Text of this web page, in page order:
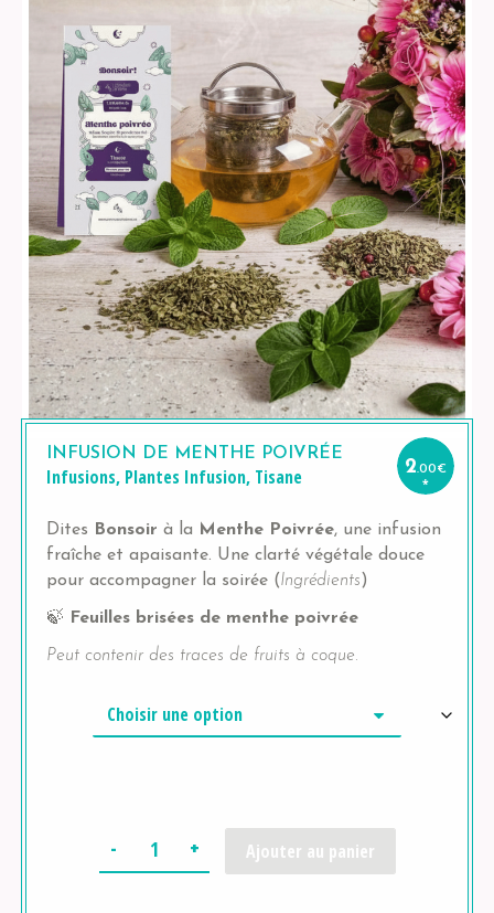
INFUSION DE MENTHE POIVRÉE
Infusions, Plantes Infusion, Tisane *
2.00€
Dites Bonsoir à la Menthe Poivrée, une infusion
fraîche et apaisante. Une clarté végétale douce
pour accompagner la soirée (Ingrédients)
🍃 Feuilles brisées de menthe poivrée
Peut contenir des traces de fruits à coque.
Quantité Ajouter au panier